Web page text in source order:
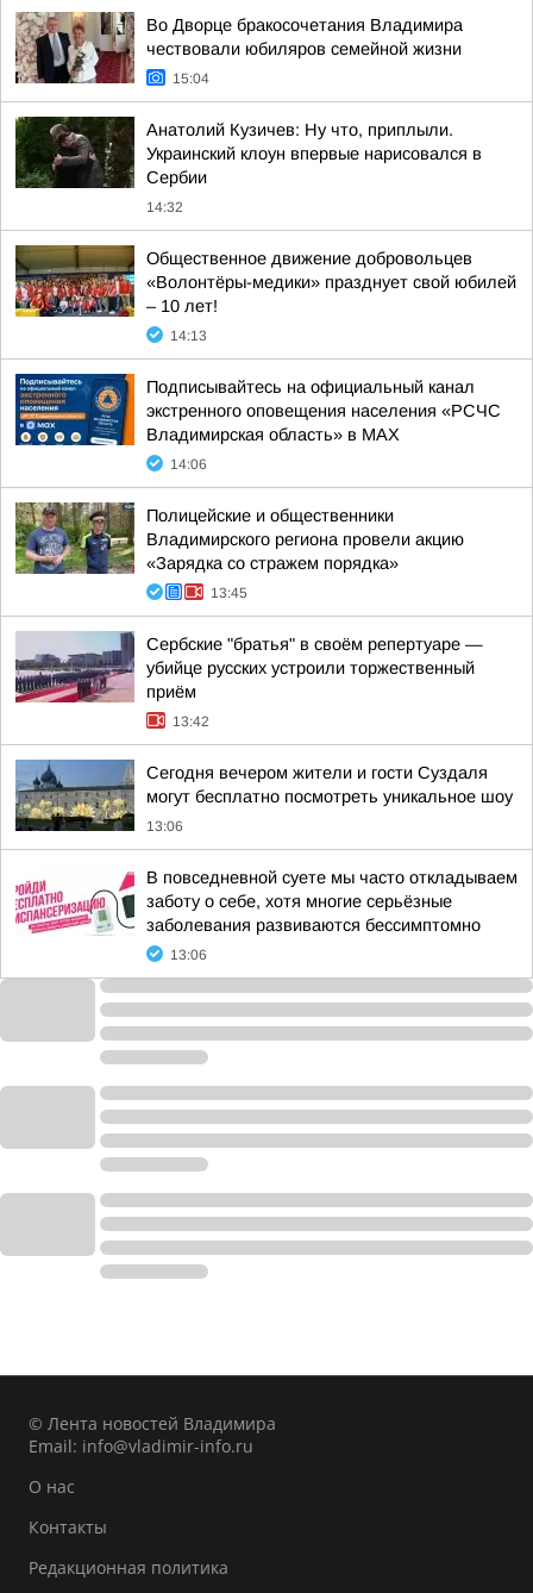
Во Дворце бракосочетания Владимира
чествовали юбиляров семейной жизни
15:04
Анатолий Кузичев: Ну что, приплыли.
Украинский клоун впервые нарисовался в
Сербии
14:32
Общественное движение добровольцев
«Волонтёры-медики» празднует свой юбилей
– 10 лет!
14:13
Подписывайтесь на официальный канал
экстренного оповещения населения «РСЧС
Владимирская область» в МАХ
14:06
Полицейские и общественники
Владимирского региона провели акцию
«Зарядка со стражем порядка»
13:45
Сербские "братья" в своём репертуаре —
убийце русских устроили торжественный
приём
13:42
Сегодня вечером жители и гости Суздаля
могут бесплатно посмотреть уникальное шоу
13:06
В повседневной суете мы часто откладываем
заботу о себе, хотя многие серьёзные
заболевания развиваются бессимптомно
13:06
© Лента новостей Владимира
Email: info@vladimir-info.ru
О нас
Контакты
Редакционная политика